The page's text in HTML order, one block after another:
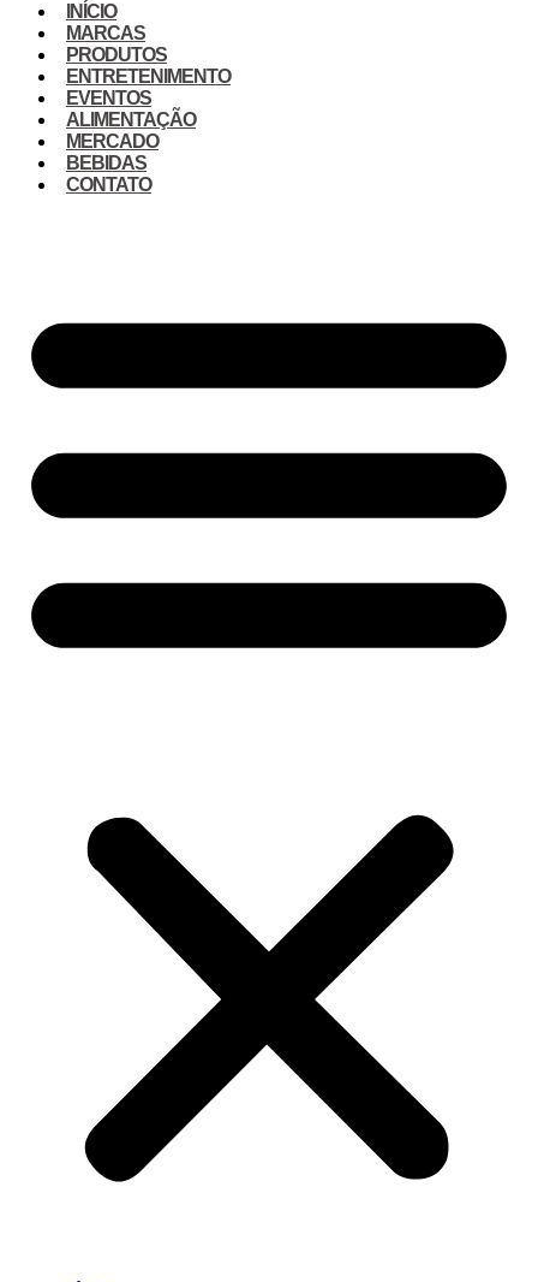
INÍCIO
MARCAS
PRODUTOS
ENTRETENIMENTO
EVENTOS
ALIMENTAÇÃO
MERCADO
BEBIDAS
CONTATO